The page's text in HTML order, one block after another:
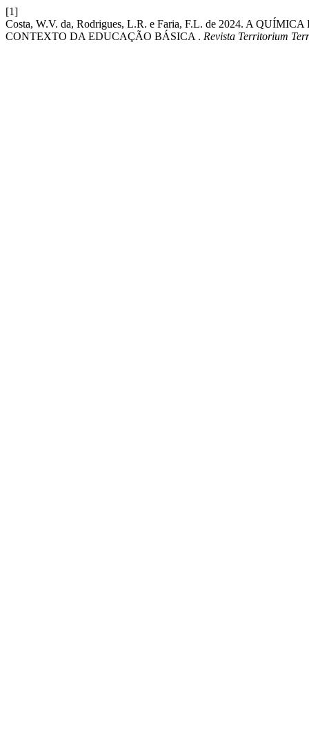
[1]
Costa, W.V. da, Rodrigues, L.R. e Faria, F.L. de 2024. A
CONTEXTO DA EDUCAÇÃO BÁSICA . Revista Territorium